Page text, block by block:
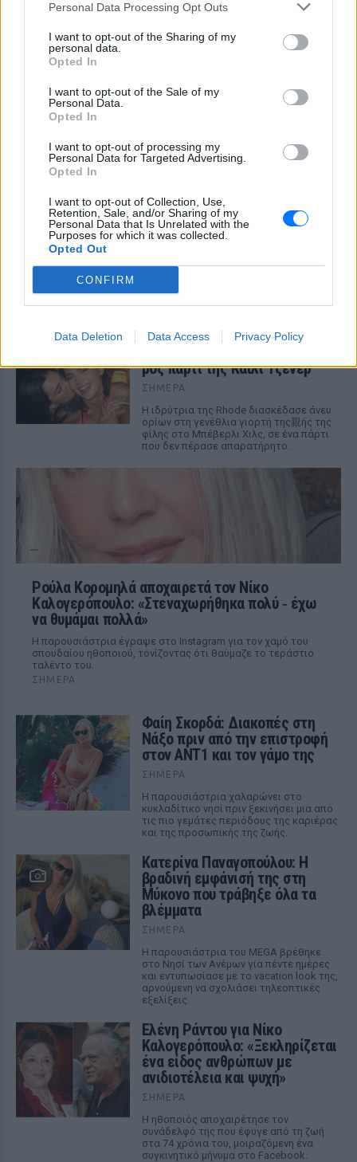
Personal Data Processing Opt Outs
I want to opt-out of the Sharing of my
personal data.
Opted In
I want to opt-out of the Sale of my
Personal Data.
Opted In
I want to opt-out of processing my
Personal Data for Targeted Advertising.
Opted In
I want to opt-out of Collection, Use,
Retention, Sale, and/or Sharing of my
Personal Data that Is Unrelated with the
Purposes for which it was collected.
Opted Out
CONFIRM
Data Deletion Data Access Privacy Policy
Ηθοποιός του Χάρι Πότερ
άνοιξε OnlyFans και κερδίζει
περισσότερα απ` όσα σε όλη
ΣΉΜΕΡΑ
πρώτη μέρα στην πλατφόρμα εισέπραξε
17.500 ευρώ
που την «κατέστρεψε» και η
προειδοποίηση στις γυναίκες
ΣΉΜΕΡΑ
εμπειρία της σε βίντεο στο Instagram,
υπέστη κράτησε περίπου τέσσερις
εβδομάδες.
Χέιλι Μπίμπερ: Η τολμηρή
ροζ πάρτι της Κάιλι Τζένερ
ΣΉΜΕΡΑ
Η ιδρύτρια της Rhode διασκέδασε άνευ
ορίων στη γενέθλια γιορτή της親ής της
φίλης στο Μπέβερλι Χιλς, σε ένα πάρτι
που δεν πέρασε απαρατήρητο.
Ρούλα Κορομηλά αποχαιρετά τον Νίκο
Καλογερόπουλο: «Στεναχωρήθηκα πολύ ‑ έχω
να θυμάμαι πολλά»
Η παρουσιάστρια έγραψε στο Instagram για τον χαμό του
σπουδαίου ηθοποιού, τονίζοντας ότι θαύμαζε το τεράστιο
ταλέντο του.
ΣΉΜΕΡΑ
Φαίη Σκορδά: Διακοπές στη
Νάξο πριν από την επιστροφή
στον ΑΝΤ1 και τον γάμο της
ΣΉΜΕΡΑ
Η παρουσιάστρια χαλαρώνει στο
κυκλαδίτικο νησί πριν ξεκινήσει μια από
τις πιο γεμάτες περιόδους της καριέρας
και της προσωπικής της ζωής.
Κατερίνα Παναγοπούλου: Η
βραδινή εμφάνισή της στη
Μύκονο που τράβηξε όλα τα
βλέμματα
ΣΉΜΕΡΑ
Η παρουσιάστρια του MEGA βρέθηκε
στο Νησί των Ανέμων για πέντε ημέρες
και εντυπωσίασε με το vacation look της,
αρνούμενη να σχολιάσει τηλεοπτικές
εξελίξεις.
Ελένη Ράντου για Νίκο
Καλογερόπουλο: «Ξεκληρίζεται
ένα είδος ανθρώπων με
ανιδιοτέλεια και ψυχή»
ΣΉΜΕΡΑ
Η ηθοποιός αποχαιρέτησε τον
συνάδελφό της που έφυγε από τη ζωή
στα 74 χρόνια του, μοιραζόμενη ένα
συγκινητικό μήνυμα στο Facebook.